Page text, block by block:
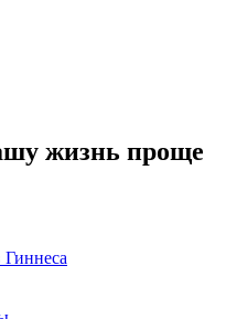
жизнь проще
Гиннеса